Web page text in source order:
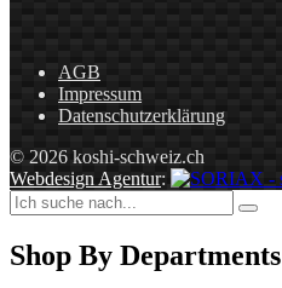
AGB
Impressum
Datenschutzerklärung
© 2026 koshi-schweiz.ch
Webdesign Agentur:
Shop By Departments